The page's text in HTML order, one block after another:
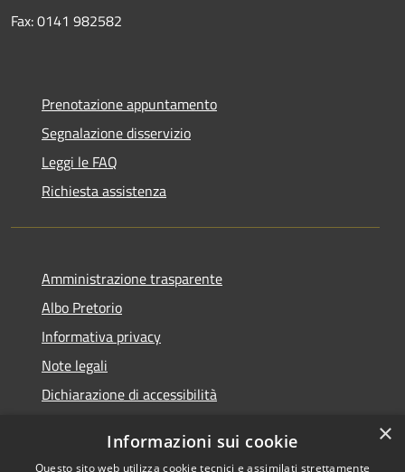
Fax: 0141 982582
Prenotazione appuntamento
Segnalazione disservizio
Leggi le FAQ
Richiesta assistenza
Amministrazione trasparente
Albo Pretorio
Informativa privacy
Note legali
Dichiarazione di accessibilità
×
Informazioni sui cookie
Questo sito web utilizza cookie tecnici e assimilati strettamente